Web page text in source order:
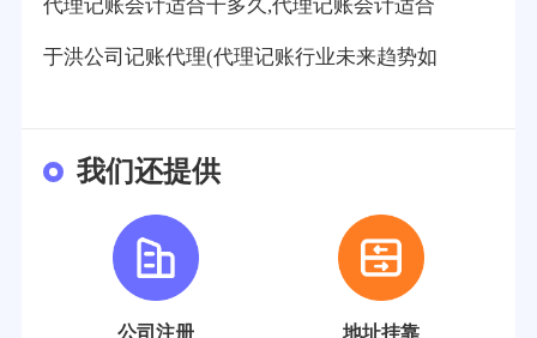
代理记账会计适合干多久,代理记账会计适合
于洪公司记账代理(代理记账行业未来趋势如
我们还提供
公司注册 地址挂靠